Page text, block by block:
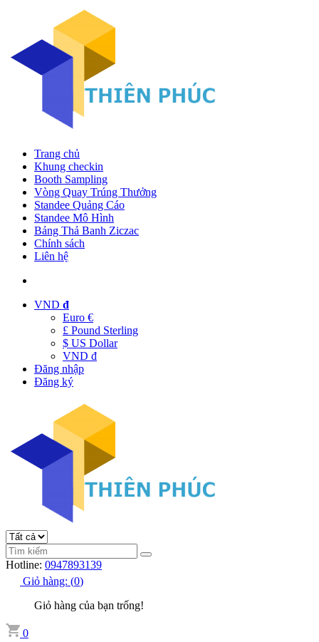
Trang chủ
Khung checkin
Booth Sampling
Vòng Quay Trúng Thưởng
Standee Quảng Cáo
Standee Mô Hình
Bảng Thả Banh Ziczac
Chính sách
Liên hệ
VND đ
Euro €
£ Pound Sterling
$ US Dollar
VND đ
Đăng nhập
Đăng ký
Hotline: 0947893139
Giỏ hàng: (0)
Giỏ hàng của bạn trống!
0